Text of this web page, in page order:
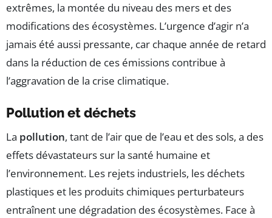
extrêmes, la montée du niveau des mers et des
modifications des écosystèmes. L’urgence d’agir n’a
jamais été aussi pressante, car chaque année de retard
dans la réduction de ces émissions contribue à
l’aggravation de la crise climatique.
Pollution et déchets
La pollution, tant de l’air que de l’eau et des sols, a des
effets dévastateurs sur la santé humaine et
l’environnement. Les rejets industriels, les déchets
plastiques et les produits chimiques perturbateurs
entraînent une dégradation des écosystèmes. Face à